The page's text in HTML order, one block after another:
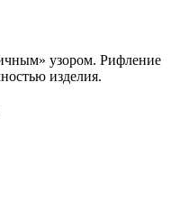
узором. Рифление
изделия.